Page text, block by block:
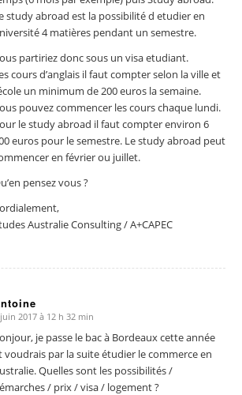
study abroad est la possibilité d etudier en
4 matières pendant un semestre.
partiriez donc sous un visa etudiant.
cours d’anglais il faut compter selon la ville et
un minimum de 200 euros la semaine.
pouvez commencer les cours chaque lundi.
le study abroad il faut compter environ 6
euros pour le semestre. Le study abroad peut
en février ou juillet.
pensez vous ?
Australie Consulting / A+CAPEC
dit 2017 à 12 h 32 min
je passe le bac à Bordeaux cette année
voudrais par la suite étudier le commerce en
Quelles sont les possibilités /
/ prix / visa / logement ?